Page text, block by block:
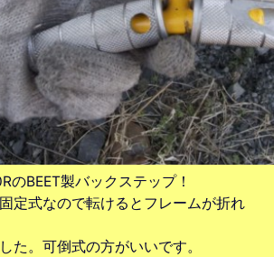
のBEET製バックステップ！
定式なので転けるとフレームが折れ
た。可倒式の方がいいです。